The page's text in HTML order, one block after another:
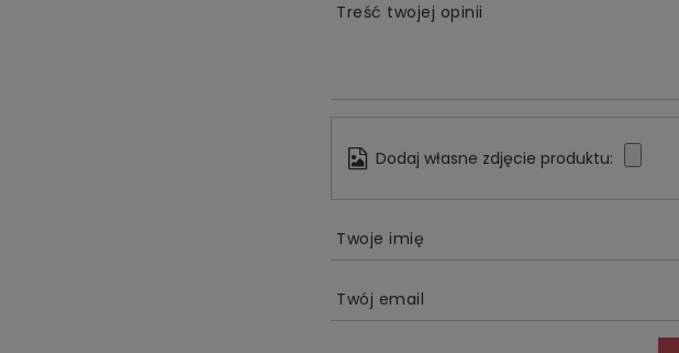
Treść twojej opinii
Dodaj własne zdjęcie produktu:
Twoje imię
Twój email